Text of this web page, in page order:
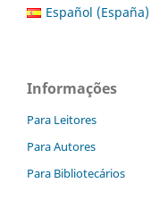
Español (España)
Informações
Para Leitores
Para Autores
Para Bibliotecários